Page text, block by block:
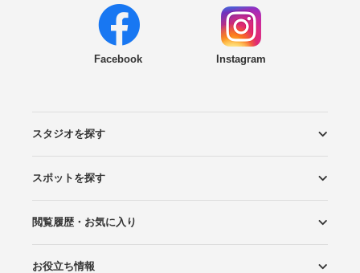
Facebook Instagram
スタジオを探す
エリアから探す
こだわりから探す
NEW PHOTO STYLE
プランから探す
フォトタイプ診断
フォトグラファーから探す
国内リゾートから探す
スポットを探す
ロケーションから探す
スタジオから探す
閲覧履歴・お気に入り
閲覧スタジオ
お気に入り
お役立ち情報